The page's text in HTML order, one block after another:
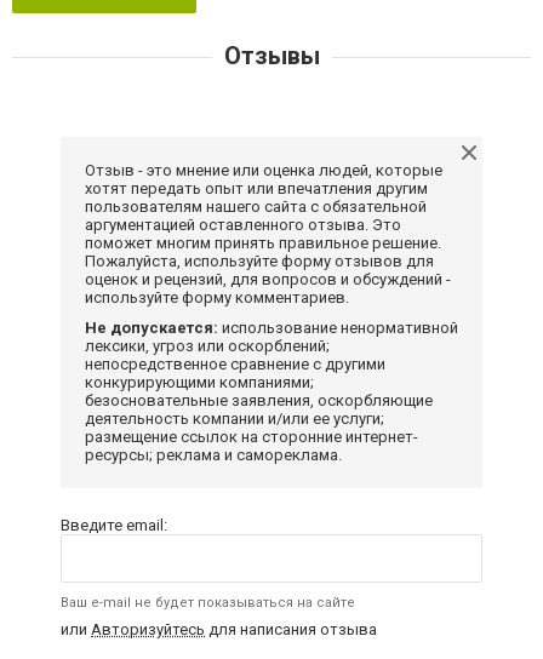
Отзывы
Отзыв - это мнение или оценка людей, которые
хотят передать опыт или впечатления другим
пользователям нашего сайта с обязательной
аргументацией оставленного отзыва. Это
поможет многим принять правильное решение.
Пожалуйста, используйте форму отзывов для
оценок и рецензий, для вопросов и обсуждений -
используйте форму комментариев.
Не допускается: использование ненормативной
лексики, угроз или оскорблений;
непосредственное сравнение с другими
конкурирующими компаниями;
безосновательные заявления, оскорбляющие
деятельность компании и/или ее услуги;
размещение ссылок на сторонние интернет-
ресурсы; реклама и самореклама.
Введите email:
Ваш e-mail не будет показываться на сайте
или Авторизуйтесь для написания отзыва